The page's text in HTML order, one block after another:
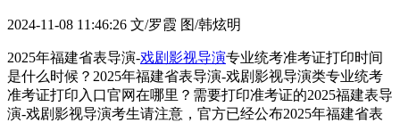
2024-11-08 11:46:26 文/罗霞 图/韩炫明
2025年福建省表导演-戏剧影视导演专业统考准考证打印时间
是什么时候？2025年福建省表导演-戏剧影视导演类专业统考
准考证打印入口官网在哪里？需要打印准考证的2025福建表导
演-戏剧影视导演考生请注意，官方已经公布2025年福建省表